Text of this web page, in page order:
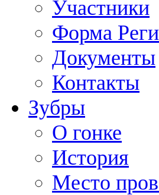
Участники
Форма
Документы
Контакты
Зубры
О гонке
История
Место